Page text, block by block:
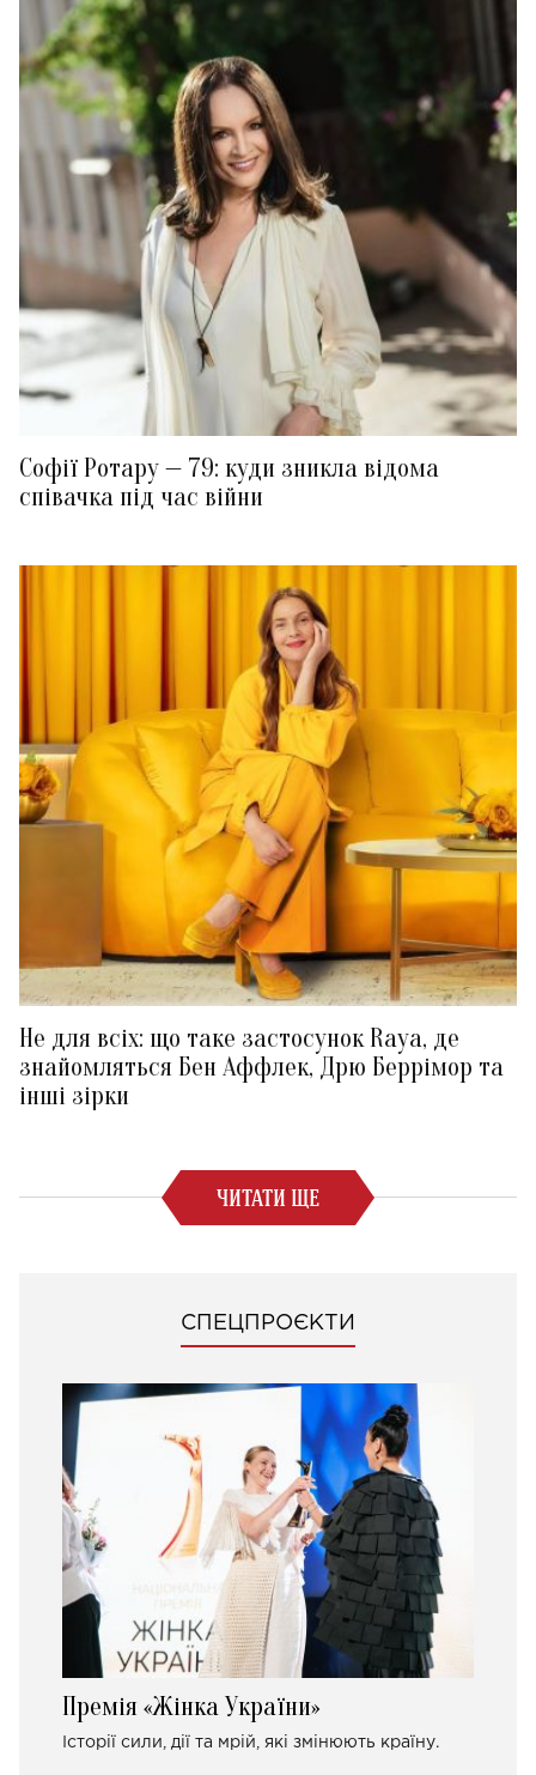
Софії Ротару — 79: куди зникла відома
співачка під час війни
Не для всіх: що таке застосунок Raya, де
знайомляться Бен Аффлек, Дрю Беррімор та
інші зірки
ЧИТАТИ ЩЕ
СПЕЦПРОЄКТИ
Премія «Жінка України»
Історії сили, дії та мрій, які змінюють країну.